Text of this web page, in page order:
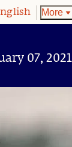
More
07, 2021